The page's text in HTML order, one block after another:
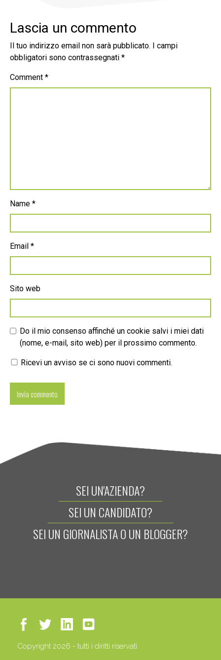
Lascia un commento
Il tuo indirizzo email non sarà pubblicato.
I campi
obbligatori sono contrassegnati *
Comment *
Name *
Email *
Sito web
Do il mio consenso affinché un cookie salvi i miei dati
(nome, e-mail, sito web) per il prossimo commento.
Ricevi un avviso se ci sono nuovi commenti.
SEI UN'AZIENDA?
SEI UN CANDIDATO?
SEI UN GIORNALISTA O UN BLOGGER?
Copyright 2026 - tutti i diritti riservati